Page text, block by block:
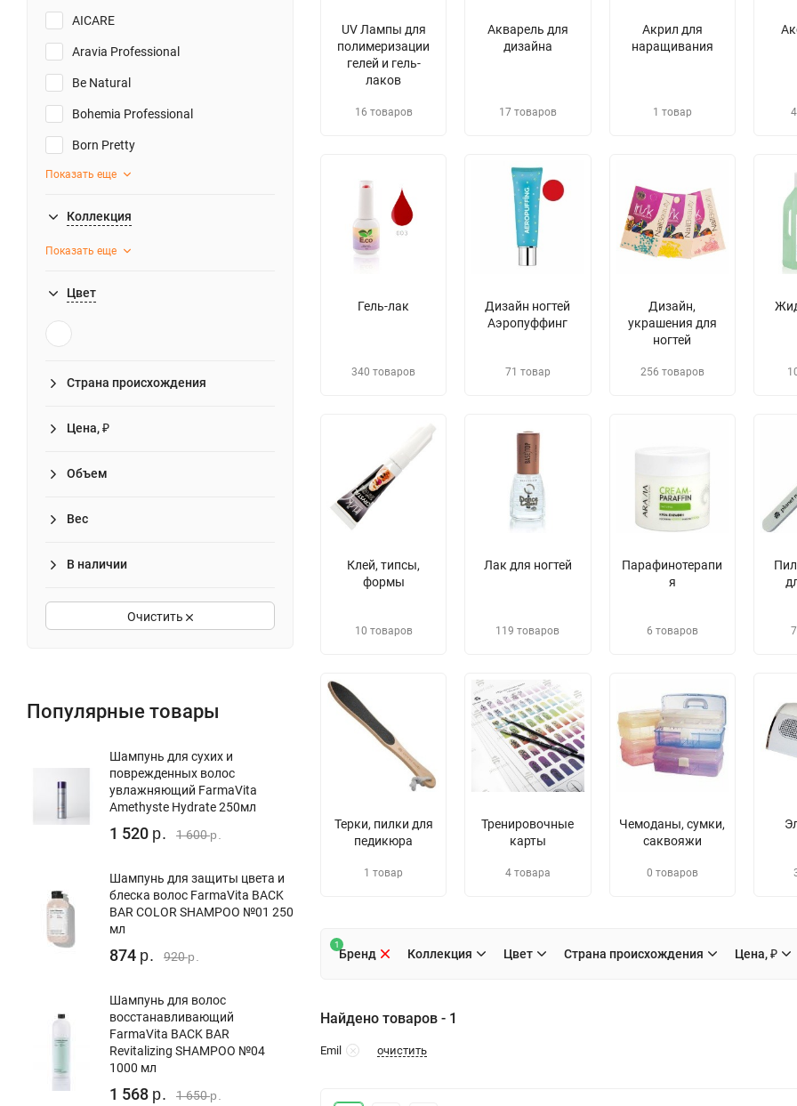
AICARE
Aravia Professional
Be Natural
Bohemia Professional
Born Pretty
Показать еще
Коллекция
Показать еще
Цвет
Страна происхождения
Цена, ₽
Объем
Вес
В наличии
Очистить
Популярные товары
Шампунь для сухих и
поврежденных волос
увлажняющий FarmaVita
Amethyste Hydrate 250мл
1 520 р. 1 600р.
Шампунь для защиты цвета и
блеска волос FarmaVita BACK
BAR COLOR SHAMPOO №01 250
мл
874 р. 920р.
Шампунь для волос
восстанавливающий
FarmaVita BACK BAR
Revitalizing SHAMPOO №04
1000 мл
1 568 р. 1 650р.
UV Лампы для
полимеризации
гелей и гель-
лаков
16 товаров
Акварель для
дизайна
17 товаров
Акрил для
наращивания
1 товар
Гель-лак
340 товаров
Дизайн ногтей
Аэропуффинг
71 товар
Дизайн,
украшения для
ногтей
256 товаров
Клей, типсы,
формы
10 товаров
Лак для ногтей
119 товаров
Парафинотерапи
я
6 товаров
Терки, пилки для
педикюра
1 товар
Тренировочные
карты
4 товара
Чемоданы, сумки,
саквояжи
0 товаров
Бренд
1
Коллекция Цвет Страна происхождения Цена, ₽
Найдено товаров - 1
Emil очистить